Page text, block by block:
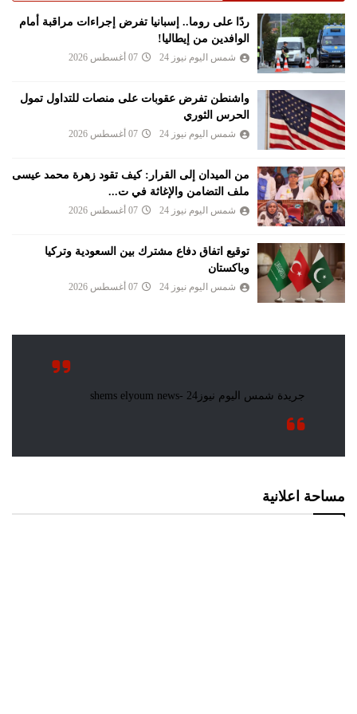
ردًا على روما.. إسبانيا تفرض إجراءات مراقبة أمام
الوافدين من إيطاليا!
شمس اليوم نيوز 24 07 أغسطس 2026
واشنطن تفرض عقوبات على منصات للتداول تمول
الحرس الثوري
شمس اليوم نيوز 24 07 أغسطس 2026
من الميدان إلى القرار: كيف تقود زهرة محمد عيسى
ملف التضامن والإغاثة في ت...
شمس اليوم نيوز 24 07 أغسطس 2026
توقيع اتفاق دفاع مشترك بين السعودية وتركيا
وباكستان
شمس اليوم نيوز 24 07 أغسطس 2026
مساحة اعلانية